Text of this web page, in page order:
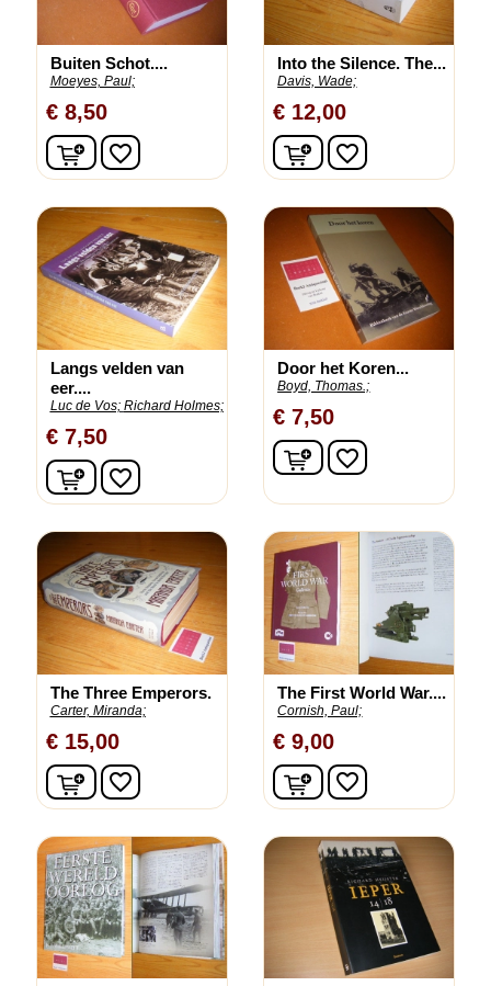
Buiten Schot....
Moeyes, Paul;
€ 8,50
In winkelwagen
favorite_border
Into the Silence. The...
Davis, Wade;
€ 12,00
In winkelwagen
favorite_border
Langs velden van
eer....
Luc de Vos; Richard Holmes;
€ 7,50
In winkelwagen
favorite_border
Door het Koren...
Boyd, Thomas.;
€ 7,50
In winkelwagen
favorite_border
The Three Emperors.
Carter, Miranda;
€ 15,00
In winkelwagen
favorite_border
The First World War....
Cornish, Paul;
€ 9,00
In winkelwagen
favorite_border